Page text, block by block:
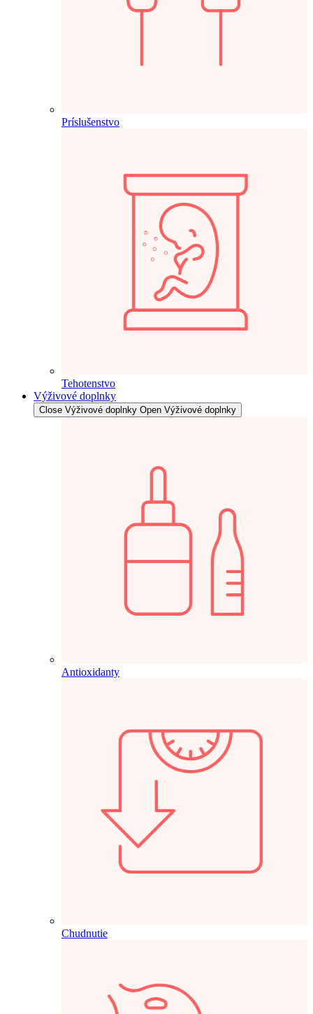
Príslušenstvo
Tehotenstvo
Výživové doplnky
Close Výživové doplnky Open Výživové doplnky
Antioxidanty
Chudnutie